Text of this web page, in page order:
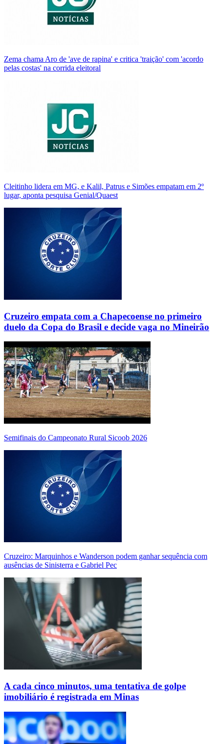
Zema chama Aro de 'ave de rapina' e critica 'traição' com 'acordo
pelas costas' na corrida eleitoral
Cleitinho lidera em MG, e Kalil, Patrus e Simões empatam em 2º
lugar, aponta pesquisa Genial/Quaest
Cruzeiro empata com a Chapecoense no primeiro
duelo da Copa do Brasil e decide vaga no Mineirão
Semifinais do Campeonato Rural Sicoob 2026
Cruzeiro: Marquinhos e Wanderson podem ganhar sequência com
ausências de Sinisterra e Gabriel Pec
A cada cinco minutos, uma tentativa de golpe
imobiliário é registrada em Minas